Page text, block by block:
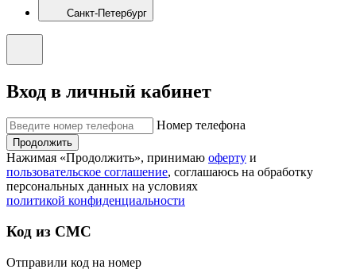
Санкт-Петербург
Вход в личный кабинет
Номер телефона
Продолжить
Нажимая «Продолжить», принимаю оферту и
пользовательское соглашение, соглашаюсь на обработку
персональных данных на условиях
политикой конфиденциальности
Код из СМС
Отправили код на номер